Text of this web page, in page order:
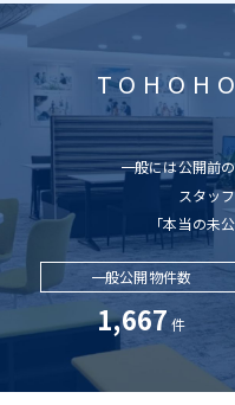
一般には公開前
スタッ
「本当の未
一般公開物件数
1,667 件